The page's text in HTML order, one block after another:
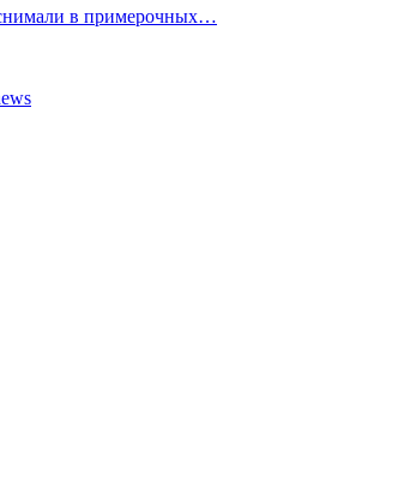
в примерочных…